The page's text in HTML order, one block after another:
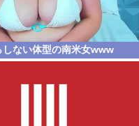
しない体型の南米女www